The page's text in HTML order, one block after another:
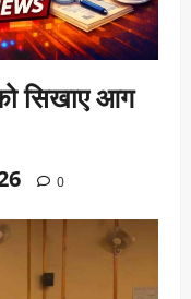
सिखाए आग
0